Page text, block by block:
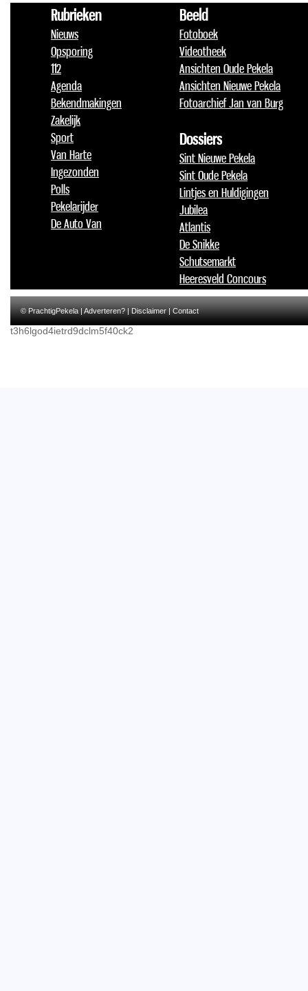
Rubrieken
Nieuws
Opsporing
112
Agenda
Bekendmakingen
Zakelijk
Sport
Van Harte
Ingezonden
Polls
Pekelarijder
De Auto Van
Beeld
Fotoboek
Videotheek
Ansichten Oude Pekela
Ansichten Nieuwe Pekela
Fotoarchief Jan van Burg
Dossiers
Sint Nieuwe Pekela
Sint Oude Pekela
Lintjes en Huldigingen
Jubilea
Atlantis
De Snikke
Schutsemarkt
Heeresveld Concours
© PrachtigPekela |Adverteren?|Disclaimer|Contact
t3h6lgod4ietrd9dclm5f40ck2